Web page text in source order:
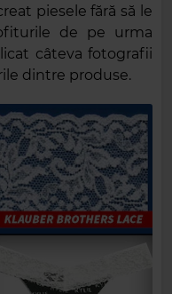
piesele fără să le
de pe urma
câteva fotografii
dintre produse.